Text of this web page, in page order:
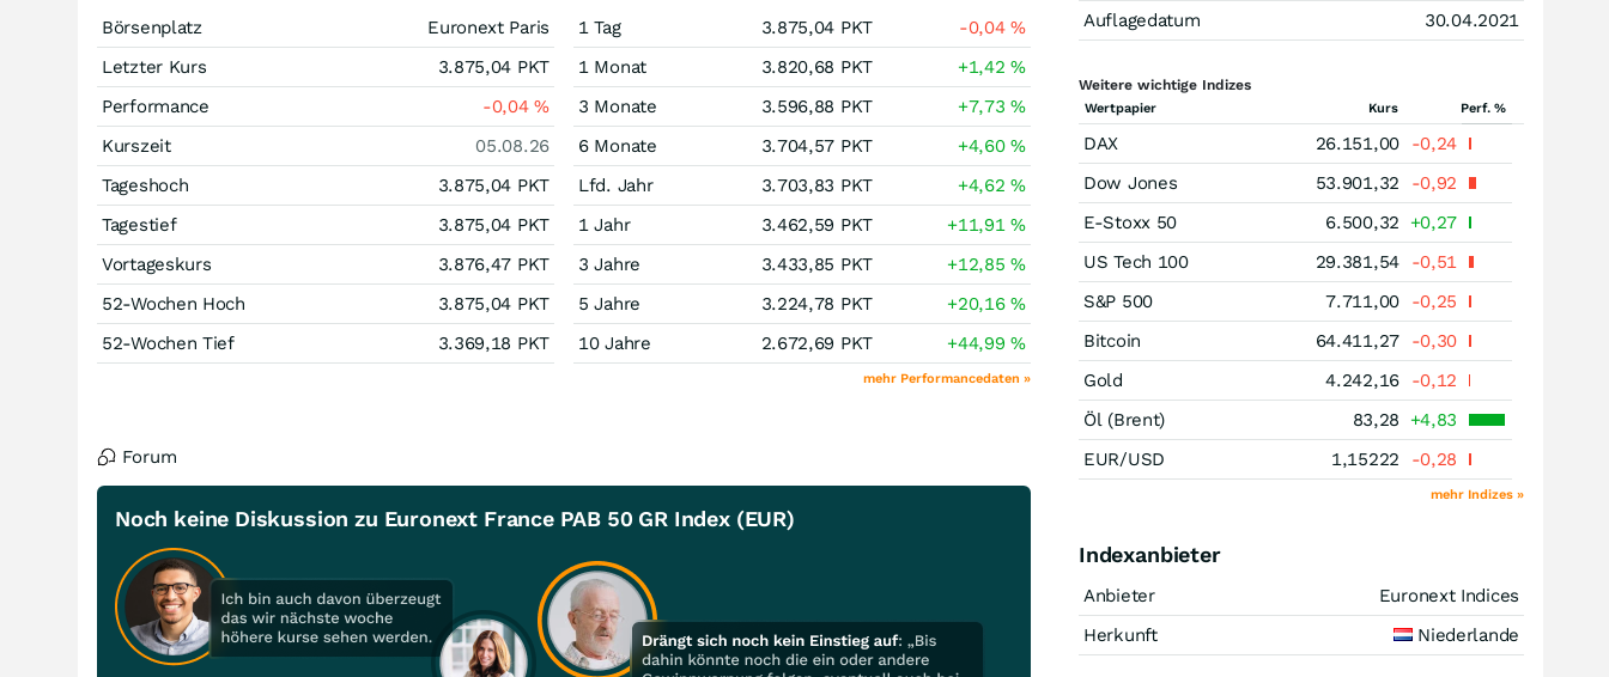
Börsenplatz
Euronext Paris
Letzter Kurs
3.875,04 PKT
Performance
-0,04%
Kurszeit
05.08.26
Tageshoch
3.875,04 PKT
Tagestief
3.875,04 PKT
Vortageskurs
3.876,47 PKT
52-Wochen Hoch
3.875,04 PKT
52-Wochen Tief
3.369,18 PKT
1 Tag 3.875,04 PKT -0,04%
1 Monat
3.820,68 PKT +1,42%
3 Monate
3.596,88 PKT +7,73%
6 Monate
3.704,57 PKT +4,60%
Lfd. Jahr
3.703,83 PKT +4,62%
1 Jahr
3.462,59 PKT +11,91%
3 Jahre
3.433,85 PKT +12,85%
5 Jahre
3.224,78 PKT +20,16%
10 Jahre
2.672,69 PKT +44,99%
mehr Performancedaten »
Forum
Noch keine Diskussion zu Euronext France PAB 50 GR Index (EUR)
Auflagedatum
30.04.2021
Weitere wichtige Indizes
Wertpapier Kurs Perf. %
DAX 26.151,00
-0,24
Dow Jones
53.901,32
-0,92
E-Stoxx 50
6.500,32
+0,27
US Tech 100
29.381,54
-0,51
S&P 500
7.711,00
-0,25
Bitcoin
64.411,27
-0,30
Gold
4.242,16
-0,12
Öl (Brent)
83,28
+4,83
EUR/USD
1,15222 -0,28
mehr Indizes »
Indexanbieter
Anbieter
Euronext Indices
Herkunft
Niederlande